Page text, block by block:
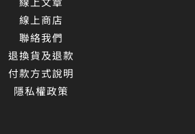
線上商店
聯絡我們
退換貨及退款
付款方式說明
隱私權政策